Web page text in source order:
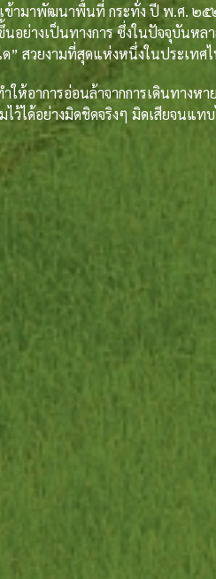
เข้ามาพัฒนาพื้นที่ กระทั่ง ปี พ.ศ. ๒
อย่างเป็นทางการ ซึ่งในปัจจุบันหลา
สวยงามที่สุดแห่งหนึ่งในประเทศ
ห้อาการอ่อนล้าจากการเดินทางหา
ว้ได้อย่างมิดชิดจริงๆ มิดเสียจนแท